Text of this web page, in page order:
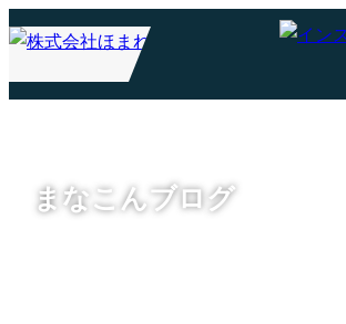
まなこんブログ